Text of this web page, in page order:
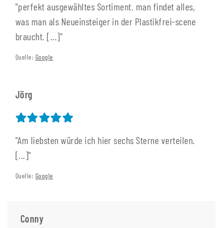
"perfekt ausgewähltes Sortiment. man findet alles,
was man als Neueinsteiger in der Plastikfrei-scene
braucht. [...]"
Quelle: Google
Jörg
"Am liebsten würde ich hier sechs Sterne verteilen.
[...]"
Quelle: Google
Conny